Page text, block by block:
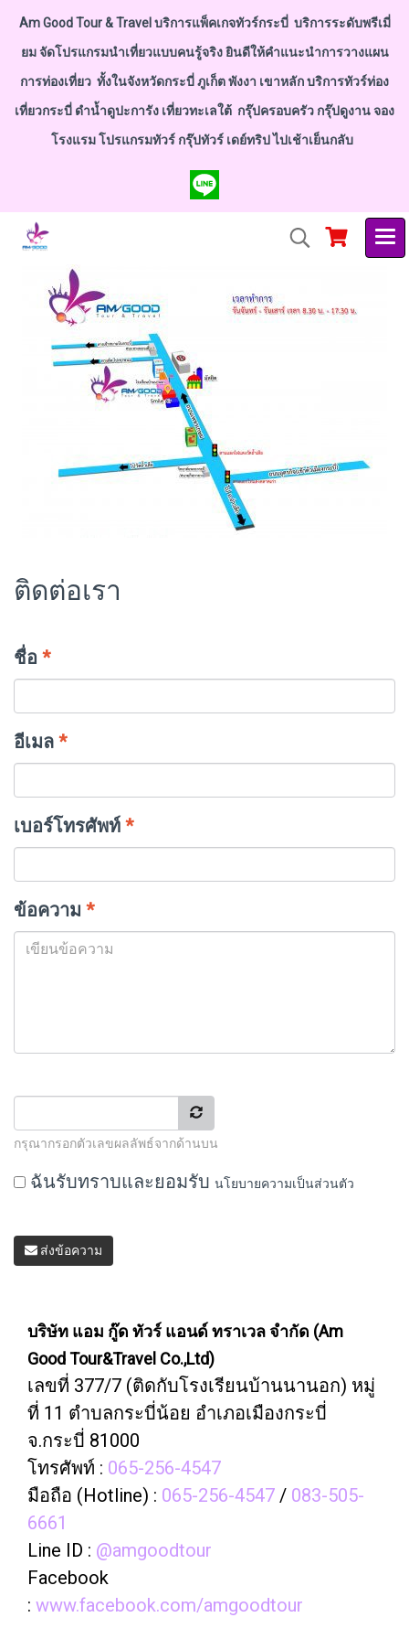
Am Good Tour & Travel บริการแพ็คเกจทัวร์กระบี่ บริการระดับพรีเมี่
ยม จัดโปรแกรมนำเที่ยวแบบคนรู้จริง ยินดีให้คำแนะนำการวางแผน
การท่องเที่ยว ทั้งในจังหวัดกระบี่ ภูเก็ต พังงา เขาหลัก บริการทัวร์ท่อง
เที่ยวกระบี่ ดำน้ำดูปะการัง เที่ยวทะเลใต้ กรุ๊ปครอบครัว กรุ๊ปดูงาน จอง
โรงแรม โปรแกรมทัวร์ กรุ๊ปทัวร์ เดย์ทริป ไปเช้าเย็นกลับ
ติดต่อเรา
ชื่อ *
อีเมล *
เบอร์โทรศัพท์ *
ข้อความ *
กรุณากรอกตัวเลขผลลัพธ์จากด้านบน
ฉันรับทราบและยอมรับ นโยบายความเป็นส่วนตัว
ส่งข้อความ
บริษัท แอม กู๊ด ทัวร์ แอนด์ ทราเวล จำกัด (Am
Good Tour&Travel Co.,Ltd)
เลขที่ 377/7 (ติดกับโรงเรียนบ้านนานอก) หมู่
ที่ 11 ตำบลกระบี่น้อย อำเภอเมืองกระบี่
จ.กระบี่ 81000
โทรศัพท์ : 065-256-4547
มือถือ (Hotline) : 065-256-4547 / 083-505-
6661
Line ID : @amgoodtour
Facebook
: www.facebook.com/amgoodtour